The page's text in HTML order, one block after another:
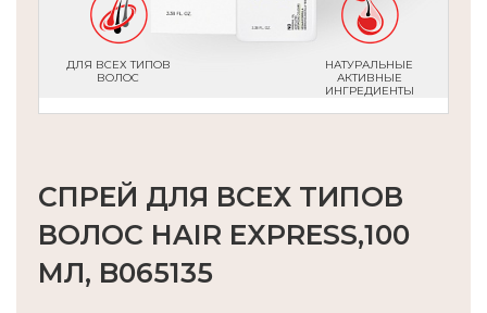
ДЛЯ ВСЕХ ТИПОВ
ВОЛОС
НАТУРАЛЬНЫЕ
АКТИВНЫЕ
ИНГРЕДИЕНТЫ
СПРЕЙ ДЛЯ ВСЕХ ТИПОВ
ВОЛОС HAIR EXPRESS,100
МЛ, B065135